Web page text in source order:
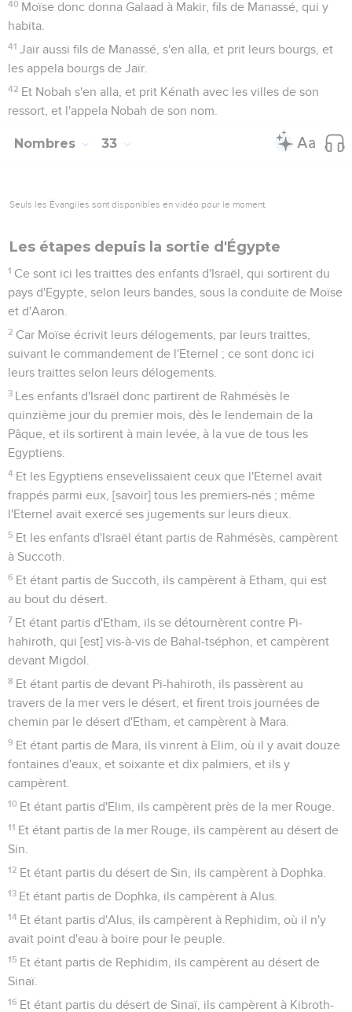
40 Moïse donc donna Galaad à Makir, fils de Manassé, qui y
habita.
41 Jaïr aussi fils de Manassé, s'en alla, et prit leurs bourgs, et
les appela bourgs de Jaïr.
42 Et Nobah s'en alla, et prit Kénath avec les villes de son
ressort, et l'appela Nobah de son nom.
Nombres 33
Seuls les Évangiles sont disponibles en vidéo pour le moment.
Les étapes depuis la sortie d'Égypte
1 Ce sont ici les traittes des enfants d'Israël, qui sortirent du
pays d'Egypte, selon leurs bandes, sous la conduite de Moïse
et d'Aaron.
2 Car Moïse écrivit leurs délogements, par leurs traittes,
suivant le commandement de l'Eternel ; ce sont donc ici
leurs traittes selon leurs délogements.
3 Les enfants d'Israël donc partirent de Rahmésès le
quinzième jour du premier mois, dès le lendemain de la
Pâque, et ils sortirent à main levée, à la vue de tous les
Egyptiens.
4 Et les Egyptiens ensevelissaient ceux que l'Eternel avait
frappés parmi eux, [savoir] tous les premiers-nés ; même
l'Eternel avait exercé ses jugements sur leurs dieux.
5 Et les enfants d'Israël étant partis de Rahmésès, campèrent
à Succoth.
6 Et étant partis de Succoth, ils campèrent à Etham, qui est
au bout du désert.
7 Et étant partis d'Etham, ils se détournèrent contre Pi-
hahiroth, qui [est] vis-à-vis de Bahal-tséphon, et campèrent
devant Migdol.
8 Et étant partis de devant Pi-hahiroth, ils passèrent au
travers de la mer vers le désert, et firent trois journées de
chemin par le désert d'Etham, et campèrent à Mara.
9 Et étant partis de Mara, ils vinrent à Elim, où il y avait douze
fontaines d'eaux, et soixante et dix palmiers, et ils y
campèrent.
10 Et étant partis d'Elim, ils campèrent près de la mer Rouge.
11 Et étant partis de la mer Rouge, ils campèrent au désert de
Sin.
12 Et étant partis du désert de Sin, ils campèrent à Dophka.
13 Et étant partis de Dophka, ils campèrent à Alus.
14 Et étant partis d'Alus, ils campèrent à Rephidim, où il n'y
avait point d'eau à boire pour le peuple.
15 Et étant partis de Rephidim, ils campèrent au désert de
Sinaï.
16 Et étant partis du désert de Sinaï, ils campèrent à Kibroth-